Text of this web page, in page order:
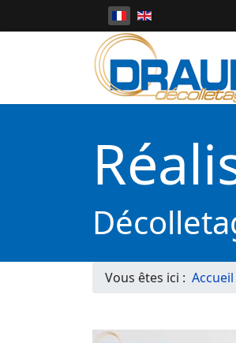
Sélectionnez votre
Vous êtes ici : Accueil